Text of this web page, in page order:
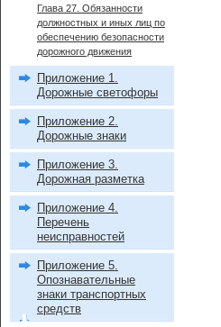
Глава 27. Обязанности
должностных и иных лиц по
обеспечению безопасности
дорожного движения
Приложение 1.
Дорожные светофоры
Приложение 2.
Дорожные знаки
Приложение 3.
Дорожная разметка
Приложение 4.
Перечень
неисправностей
Приложение 5.
Опознавательные
знаки транспортных
средств